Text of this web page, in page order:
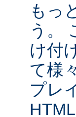
もっ
う。
け付
て様
プレ